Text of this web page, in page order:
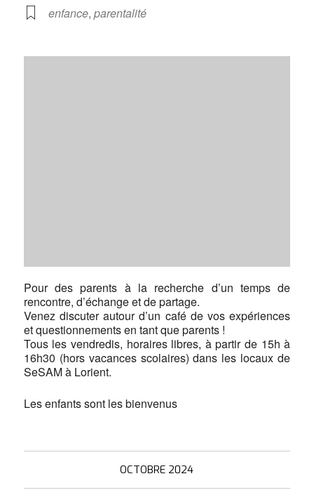
enfance, parentalité
Pour des parents à la recherche d’un temps de
rencontre, d’échange et de partage.
Venez discuter autour d’un café de vos expériences
et questionnements en tant que parents !
Tous les vendredis, horaires libres, à partir de 15h à
16h30 (hors vacances scolaires) dans les locaux de
SeSAM à Lorient.
Les enfants sont les bienvenus
OCTOBRE 2024